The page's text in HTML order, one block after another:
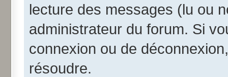
lecture des messages (lu ou
administrateur du forum. Si
connexion ou de
résoudre.